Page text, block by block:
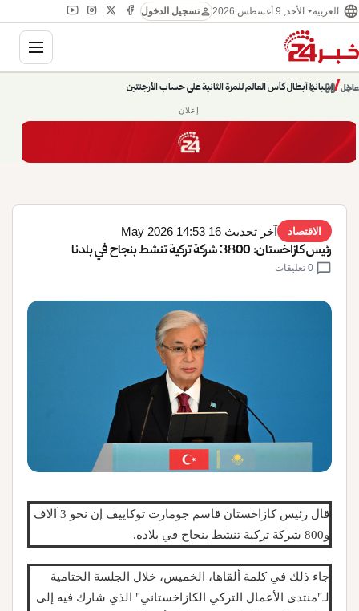
language العربية الأحد, 9 أغسطس 2026 personتسجيل الدخول
عاجل/
إسبانيا أبطال كأس العالم للمرة الثانية على حساب الأرجنتين
حديث الساعة: سيناريوهات قادمة 745
chevron_right
pause
chevron_left
إعلان
الاقتصاد آخر تحديث 16 May 2026 14:53
رئيس كازاخستان: 3800 شركة تركية تنشط بنجاح في بلدنا
chat_bubble
قال رئيس كازاخستان قاسم جومارت توكاييف إن نحو 3 آلاف
و800 شركة تركية تنشط بنجاح في بلاده.
جاء ذلك في كلمة ألقاها، الخميس، خلال الجلسة الختامية
لـ"منتدى الأعمال التركي الكازاخستاني" الذي شارك فيه إلى